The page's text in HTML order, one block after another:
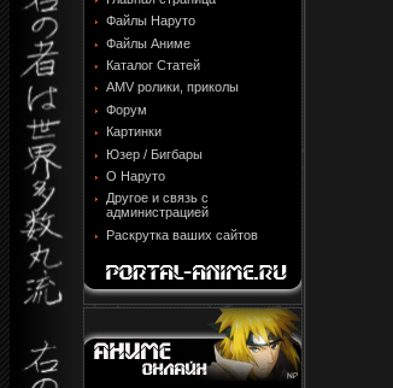
Файлы Наруто
Файлы Аниме
Каталог Статей
AMV ролики, приколы
Форум
Картинки
Юзер / Бигбары
О Наруто
Другое и связь с
администрацией
Раскрутка ваших сайтов